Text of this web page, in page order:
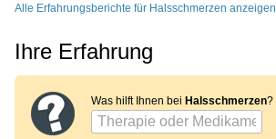
Alle Erfahrungsberichte für Halsschmerzen anzeigen
Ihre Erfahrung
Was hilft Ihnen bei Halsschmerzen?